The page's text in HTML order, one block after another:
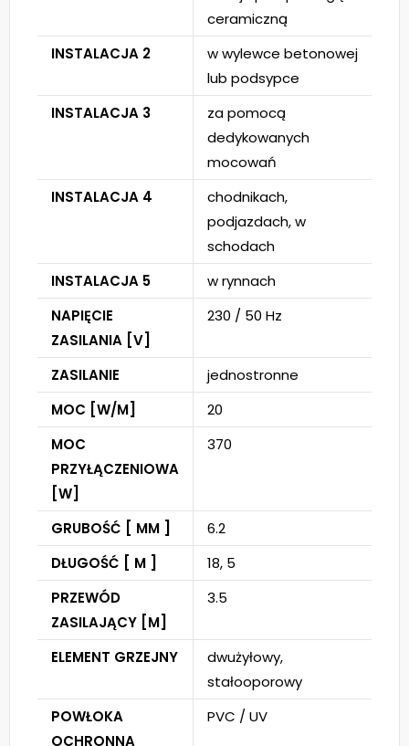
ceramiczną
INSTALACJA 2
w wylewce betonowej
lub podsypce
INSTALACJA 3
za pomocą
dedykowanych
mocowań
INSTALACJA 4
chodnikach,
podjazdach, w
schodach
INSTALACJA 5
w rynnach
NAPIĘCIE
ZASILANIA [V]
230 / 50 Hz
ZASILANIE
jednostronne
MOC [W/M]
20
MOC
PRZYŁĄCZENIOWA
[W]
370
GRUBOŚĆ [ MM ]
6.2
DŁUGOŚĆ [ M ]
18, 5
PRZEWÓD
ZASILAJĄCY [M]
3.5
ELEMENT GRZEJNY
dwużyłowy,
stałooporowy
POWŁOKA
OCHRONNA
PVC / UV